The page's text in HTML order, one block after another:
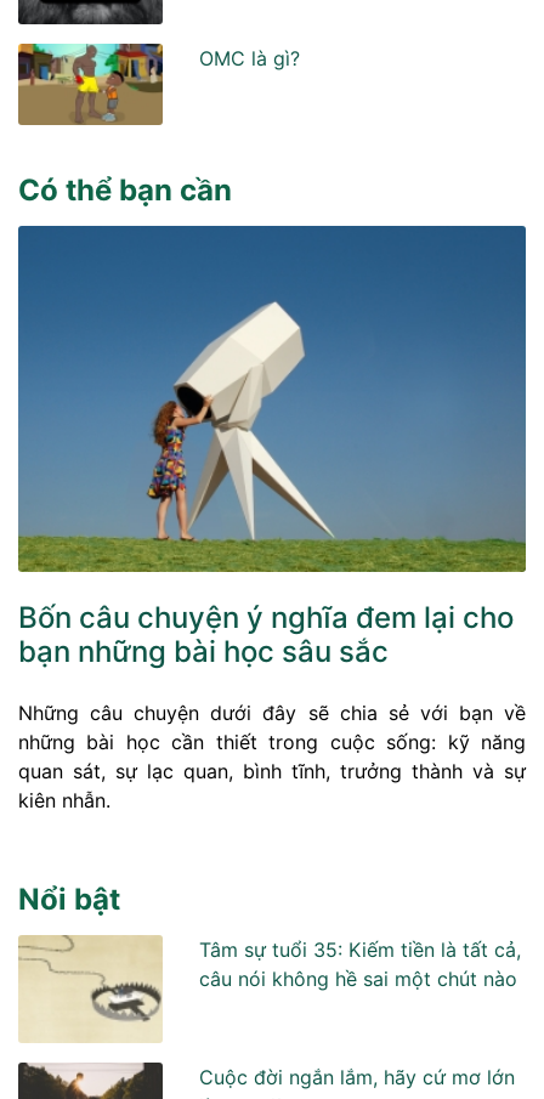
OMC là gì?
Có thể bạn cần
Bốn câu chuyện ý nghĩa đem lại cho
bạn những bài học sâu sắc
Những câu chuyện dưới đây sẽ chia sẻ với bạn về
những bài học cần thiết trong cuộc sống: kỹ năng
quan sát, sự lạc quan, bình tĩnh, trưởng thành và sự
kiên nhẫn.
Nổi bật
Tâm sự tuổi 35: Kiếm tiền là tất cả,
câu nói không hề sai một chút nào
Cuộc đời ngắn lắm, hãy cứ mơ lớn